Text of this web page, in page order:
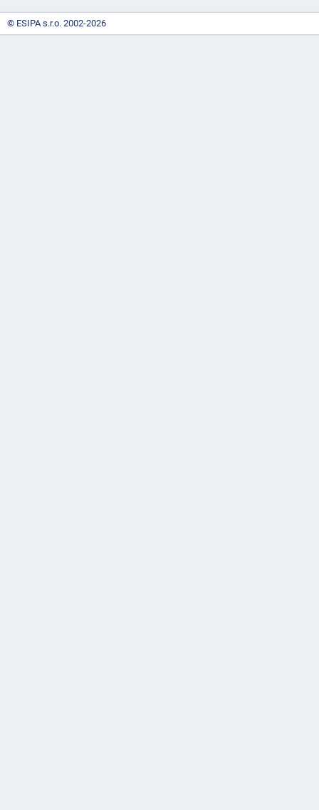
© ESIPA s.r.o. 2002-2026